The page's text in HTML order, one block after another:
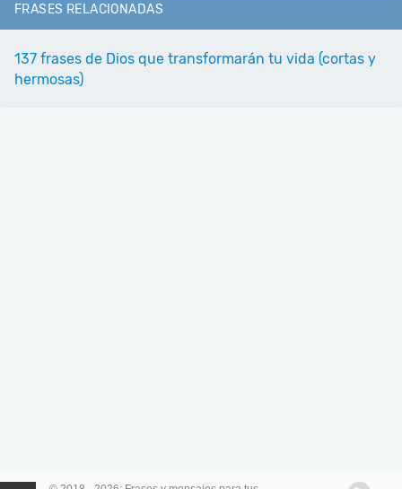
FRASES RELACIONADAS
137 frases de Dios que transformarán tu vida (cortas y
hermosas)